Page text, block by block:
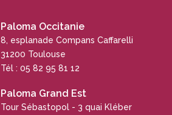
Paloma Occitanie
8, esplanade Compans Caffarelli
31200 Toulouse
Tél : 05 82 95 81 12
Paloma Grand Est
Tour Sébastopol - 3 quai Kléber